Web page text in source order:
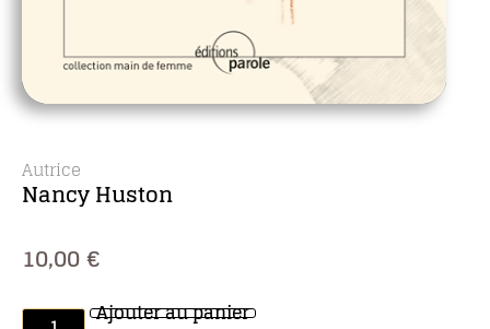
Autrice
Nancy Huston
10,00€
Ajouter au panier